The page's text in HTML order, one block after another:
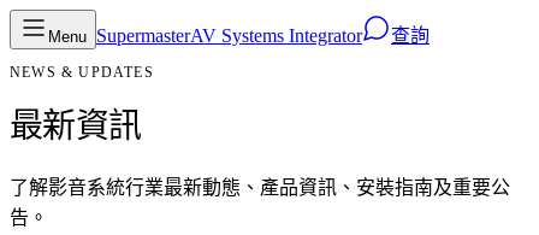
Menu SupermasterAV Systems Integrator 查詢
NEWS & UPDATES
最新資訊
了解影音系統行業最新動態、產品資訊、安裝指南及重要公
告。